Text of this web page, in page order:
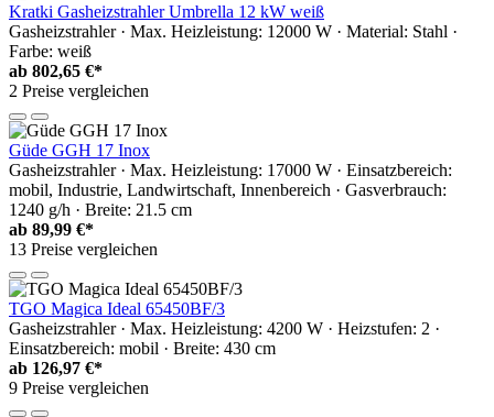
Kratki Gasheizstrahler Umbrella 12 kW weiß
Gasheizstrahler · Max. Heizleistung: 12000 W · Material: Stahl ·
Farbe: weiß
ab 802,65 €*
2 Preise vergleichen
Güde GGH 17 Inox
Gasheizstrahler · Max. Heizleistung: 17000 W · Einsatzbereich:
mobil, Industrie, Landwirtschaft, Innenbereich · Gasverbrauch:
1240 g/h · Breite: 21.5 cm
ab 89,99 €*
13 Preise vergleichen
TGO Magica Ideal 65450BF/3
Gasheizstrahler · Max. Heizleistung: 4200 W · Heizstufen: 2 ·
Einsatzbereich: mobil · Breite: 430 cm
ab 126,97 €*
9 Preise vergleichen